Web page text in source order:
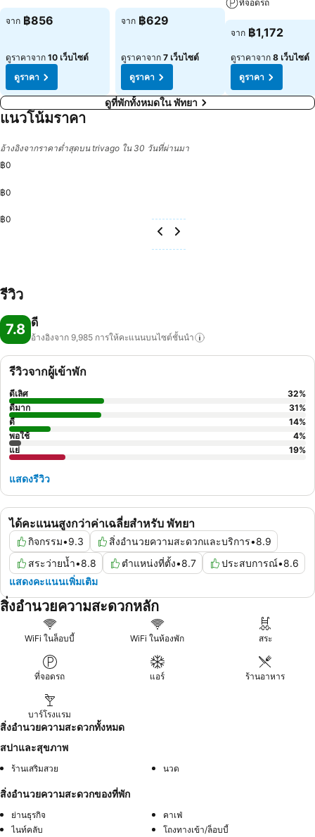
จาก ฿856
ดูราคาจาก 10 เว็บไซต์
ดูราคา
จาก ฿629
ดูราคาจาก 7 เว็บไซต์
ดูราคา
ที่จอดรถ
จาก ฿1,172
ดูราคาจาก 8 เว็บไซต์
ดูราคา
ดูที่พักทั้งหมดใน พัทยา
แนวโน้มราคา
อ้างอิงจากราคาต่ำสุดบน trivago ใน 30 วันที่ผ่านมา
฿0
฿0
฿0
รีวิว
7.8 ดี
อ้างอิงจาก 9,985 การให้คะแนนบนไซต์ชั้นนำ
ได้คะแนนสูงกว่าค่าเฉลี่ยสำหรับ พัทยา
กิจกรรม•9.3 สิ่งอำนวยความสะดวกและบริการ•8.9
สระว่ายน้ำ•8.8 ตำแหน่งที่ตั้ง•8.7 ประสบการณ์•8.6
แสดงคะแนนเพิ่มเติม
รีวิวจากผู้เข้าพัก
ดีเลิศ 32%
ดีมาก
31%
ดี
14%
พอใช้
4%
แย่
19%
แสดงรีวิว
สิ่งอำนวยความสะดวกหลัก
WiFi ในล็อบบี้ WiFi ในห้องพัก สระ
ที่จอดรถ แอร์ ร้านอาหาร
บาร์โรงแรม
สิ่งอำนวยความสะดวกทั้งหมด
สปาและสุขภาพ
ร้านเสริมสวย นวด
สิ่งอำนวยความสะดวกของที่พัก
ย่านธุรกิจ
คาเฟ่
ไนท์คลับ
โถงทางเข้า/ล็อบบี้